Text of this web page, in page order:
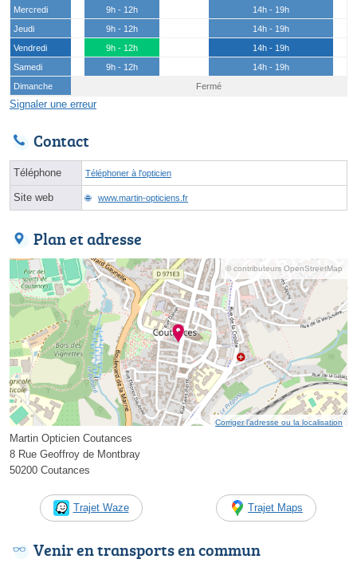
Mercredi
9h - 12h
14h - 19h
Jeudi
9h - 12h
14h - 19h
Vendredi
9h - 12h
14h - 19h
Samedi
9h - 12h
14h - 19h
Dimanche
Fermé
Signaler une erreur
Contact
Téléphone Téléphoner à l'opticien
Site web www.martin-opticiens.fr
Plan et adresse
© contributeurs OpenStreetMap
Corriger l’adresse ou la localisation
Martin Opticien Coutances
8 Rue Geoffroy de Montbray
50200 Coutances
Trajet Waze Trajet Maps
Venir en transports en commun